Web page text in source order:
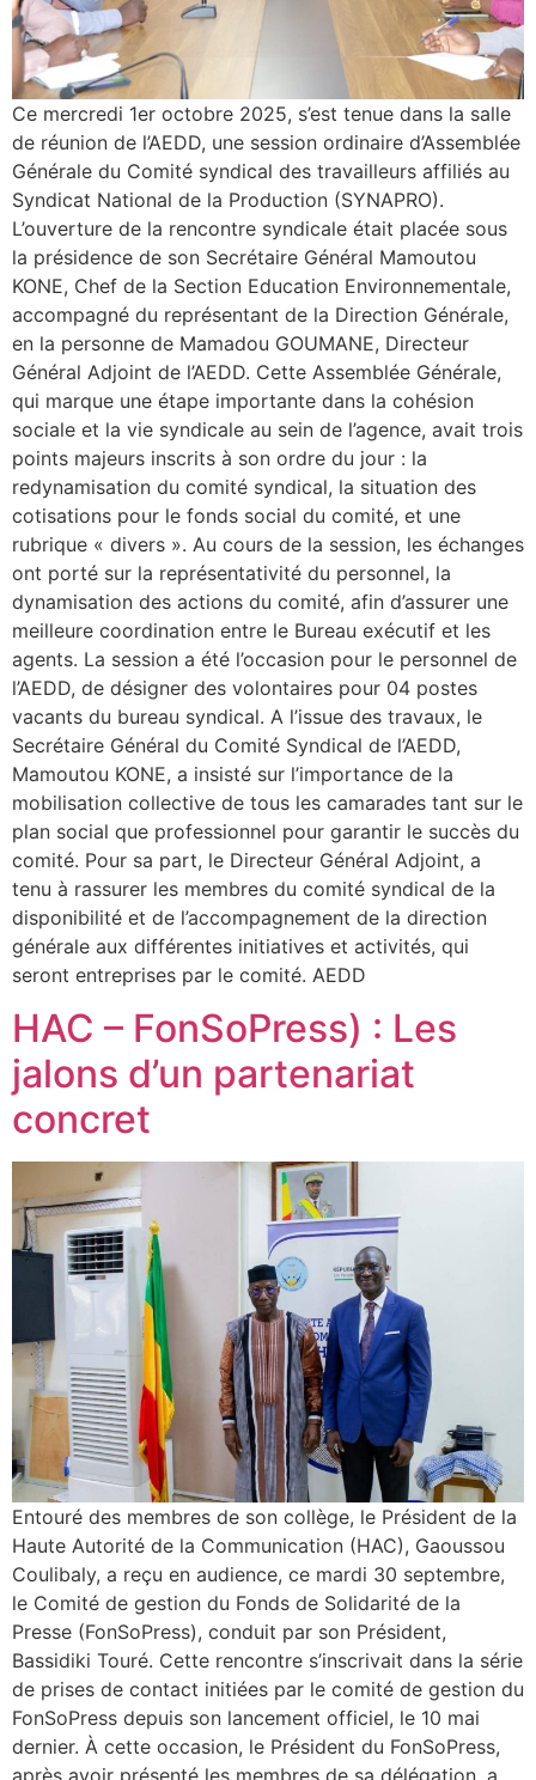
Ce mercredi 1er octobre 2025, s’est tenue dans la salle
de réunion de l’AEDD, une session ordinaire d’Assemblée
Générale du Comité syndical des travailleurs affiliés au
Syndicat National de la Production (SYNAPRO).
L’ouverture de la rencontre syndicale était placée sous
la présidence de son Secrétaire Général Mamoutou
KONE, Chef de la Section Education Environnementale,
accompagné du représentant de la Direction Générale,
en la personne de Mamadou GOUMANE, Directeur
Général Adjoint de l’AEDD. Cette Assemblée Générale,
qui marque une étape importante dans la cohésion
sociale et la vie syndicale au sein de l’agence, avait trois
points majeurs inscrits à son ordre du jour : la
redynamisation du comité syndical, la situation des
cotisations pour le fonds social du comité, et une
rubrique « divers ». Au cours de la session, les échanges
ont porté sur la représentativité du personnel, la
dynamisation des actions du comité, afin d’assurer une
meilleure coordination entre le Bureau exécutif et les
agents. La session a été l’occasion pour le personnel de
l’AEDD, de désigner des volontaires pour 04 postes
vacants du bureau syndical. A l’issue des travaux, le
Secrétaire Général du Comité Syndical de l’AEDD,
Mamoutou KONE, a insisté sur l’importance de la
mobilisation collective de tous les camarades tant sur le
plan social que professionnel pour garantir le succès du
comité. Pour sa part, le Directeur Général Adjoint, a
tenu à rassurer les membres du comité syndical de la
disponibilité et de l’accompagnement de la direction
générale aux différentes initiatives et activités, qui
seront entreprises par le comité. AEDD
HAC – FonSoPress) : Les
jalons d’un partenariat
concret
Entouré des membres de son collège, le Président de la
Haute Autorité de la Communication (HAC), Gaoussou
Coulibaly, a reçu en audience, ce mardi 30 septembre,
le Comité de gestion du Fonds de Solidarité de la
Presse (FonSoPress), conduit par son Président,
Bassidiki Touré. Cette rencontre s’inscrivait dans la série
de prises de contact initiées par le comité de gestion du
FonSoPress depuis son lancement officiel, le 10 mai
dernier. À cette occasion, le Président du FonSoPress,